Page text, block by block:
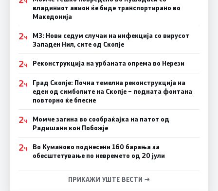
владиниот авион ќе биде транспортирано во
Македонија
2Ч
МЗ: Нови седум случаи на инфекција со вирусот
Западен Нил, сите од Скопје
2Ч Реконструкција на урбаната опрема во Нерези
2Ч
Град Скопје: Почна темелна реконструкција на
еден од симболите на Скопје – подната фонтана
повторно ќе блесне
2Ч
Момче загина во сообраќајка на патот од
Радишани кон Побожје
2Ч
Во Куманово поднесени 160 барања за
обесштетување по невремето од 20 јули
ПРИКАЖИ УШТЕ ВЕСТИ →